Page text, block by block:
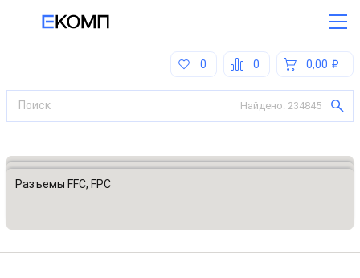
0,00
0
0
Найдено: 234845
Все категории
Разъемы, соединители
Разъемы FFC, FPC